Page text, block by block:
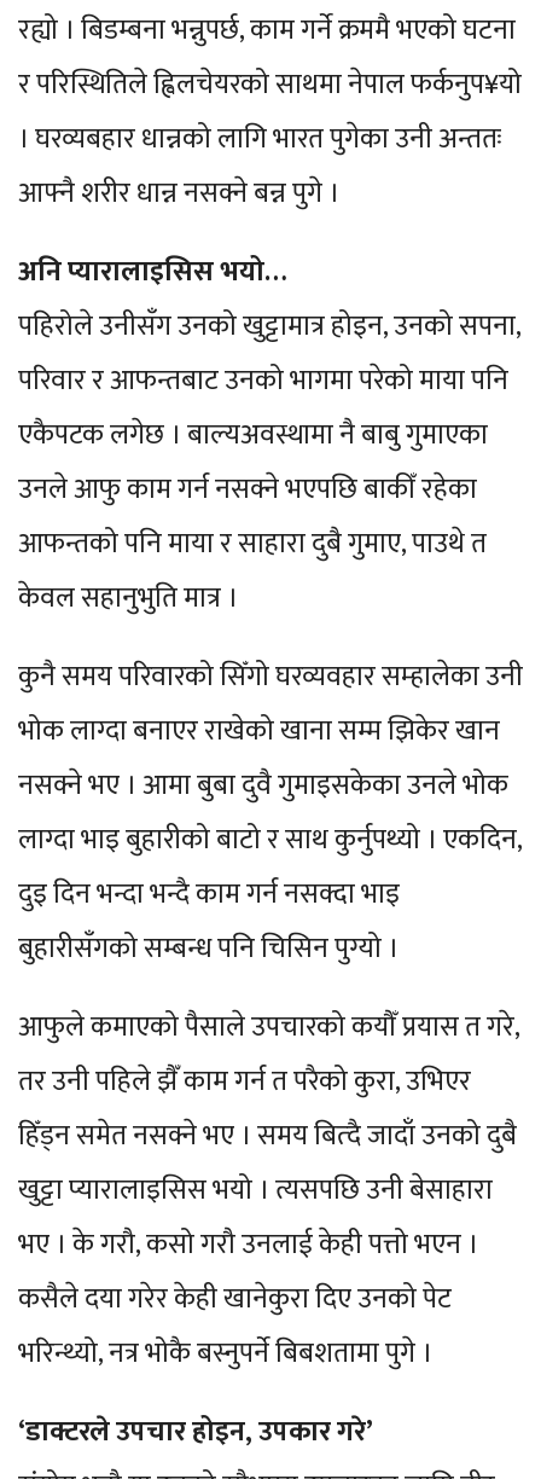
रह्यो । बिडम्बना भन्नुपर्छ, काम गर्ने क्रममै भएको घटना
र परिस्थितिले ह्विलचेयरको साथमा नेपाल फर्कनुप¥यो
। घरव्यबहार धान्नको लागि भारत पुगेका उनी अन्ततः
आफ्नै शरीर धान्न नसक्ने बन्न पुगे ।
अनि प्यारालाइसिस भयो…
पहिरोले उनीसँग उनको खुट्टामात्र होइन, उनको सपना,
परिवार र आफन्तबाट उनको भागमा परेको माया पनि
एकैपटक लगेछ । बाल्यअवस्थामा नै बाबु गुमाएका
उनले आफु काम गर्न नसक्ने भएपछि बाकीँ रहेका
आफन्तको पनि माया र साहारा दुबै गुमाए, पाउथे त
केवल सहानुभुति मात्र ।
कुनै समय परिवारको सिँगो घरव्यवहार सम्हालेका उनी
भोक लाग्दा बनाएर राखेको खाना सम्म झिकेर खान
नसक्ने भए । आमा बुबा दुवै गुमाइसकेका उनले भोक
लाग्दा भाइ बुहारीको बाटो र साथ कुर्नुपथ्यो । एकदिन,
दुइ दिन भन्दा भन्दै काम गर्न नसक्दा भाइ
बुहारीसँगको सम्बन्ध पनि चिसिन पुग्यो ।
आफुले कमाएको पैसाले उपचारको कयौँ प्रयास त गरे,
तर उनी पहिले झैँ काम गर्न त परैको कुरा, उभिएर
हिँड्न समेत नसक्ने भए । समय बित्दै जादाँ उनको दुबै
खुट्टा प्यारालाइसिस भयो । त्यसपछि उनी बेसाहारा
भए । के गरौ, कसो गरौ उनलाई केही पत्तो भएन ।
कसैले दया गरेर केही खानेकुरा दिए उनको पेट
भरिन्थ्यो, नत्र भोकै बस्नुपर्ने बिबशतामा पुगे ।
‘डाक्टरले उपचार होइन, उपकार गरे’